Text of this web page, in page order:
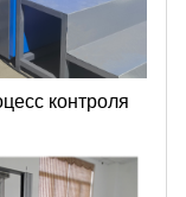
контроля